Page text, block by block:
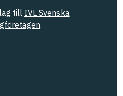
till IVL Svenska
.